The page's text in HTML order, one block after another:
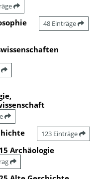
48 Einträge
123 Einträge
Archäologie